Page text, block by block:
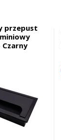
przepust
Czarny